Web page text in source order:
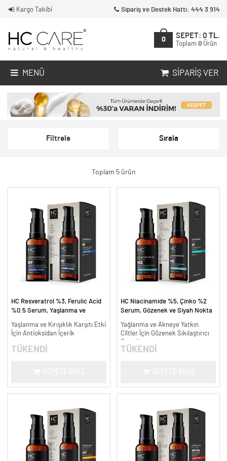
Kargo Takibi Sipariş ve Destek Hattı: 444 3 914
0
SEPET: 0 TL.
Toplam 0 Ürün
MENÜ SIPARIŞ VER
Filtrele Sırala
Toplam 5 ürün
HC Resveratrol %3, Ferulic Acid
%0.5 Serum, Yaşlanma ve
Yaşlanma ve Kırışıklık Karşıtı Etki
İçin Antioksidan İçerik
TÜKENDİ
HC Niacinamide %5, Çinko %2
Serum, Gözenek ve Siyah Nokta
30 ml.
Yağlanma ve Akneye Yatkın
Ciltler İçin Gözenek Sıkılaştırıcı
Formül
TÜKENDİ